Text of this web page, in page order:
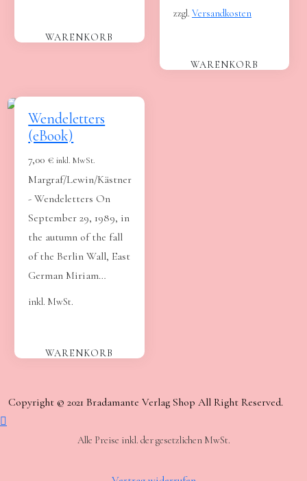
WARENKORB
zzgl. Versandkosten
WARENKORB
Wendeletters
(eBook)
7,00 € inkl. MwSt.
Margraf/Lewin/Kästner
- Wendeletters On
September 29, 1989, in
the autumn of the fall
of the Berlin Wall, East
German Miriam…
inkl. MwSt.
WARENKORB
Copyright © 2021 Bradamante Verlag Shop All Right Reserved.
Alle Preise inkl. der gesetzlichen MwSt.